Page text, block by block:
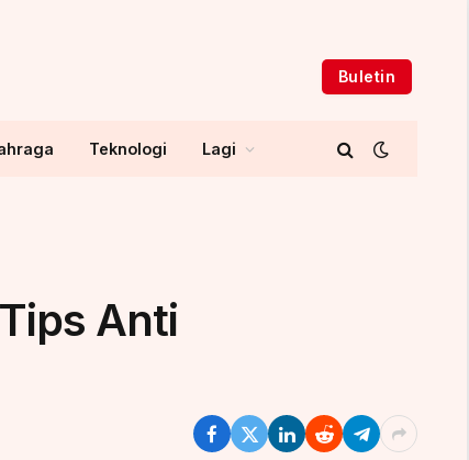
Buletin
Teknologi Lagi
Anti